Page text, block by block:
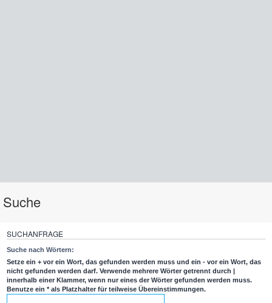
Suche
SUCHANFRAGE
Suche nach Wörtern:
Setze ein + vor ein Wort, das gefunden werden muss und ein - vor ein Wort, das
nicht gefunden werden darf. Verwende mehrere Wörter getrennt durch |
innerhalb einer Klammer, wenn nur eines der Wörter gefunden werden muss.
Benutze ein * als Platzhalter für teilweise Übereinstimmungen.